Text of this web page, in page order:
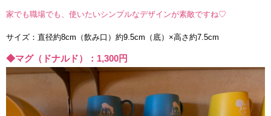
家でも職場でも、使いたいシンプルなデザインが素敵ですね♡
サイズ：直径約8cm（飲み口）約9.5cm（底）×高さ約7.5cm
◆マグ（ドナルド）：1,300円